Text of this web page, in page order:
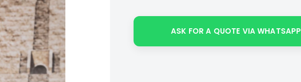
ASK FOR A QUOTE VIA WHATSAPP